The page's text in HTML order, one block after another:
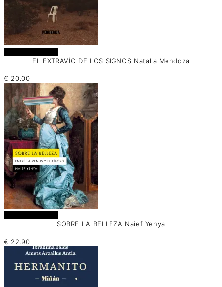
EL EXTRAVÍO DE LOS SIGNOS Natalia Mendoza
€ 20.00
SOBRE LA BELLEZA Naief Yehya
€ 22.90